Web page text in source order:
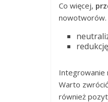
Co więcej,
nowotworów.
Integrowanie
Warto
również